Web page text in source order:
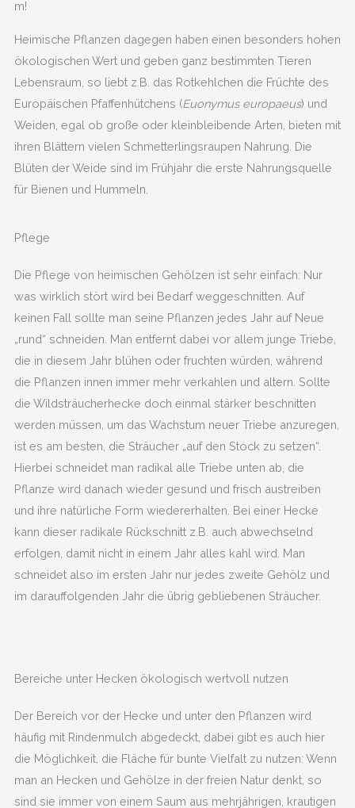
m!
Heimische Pflanzen dagegen haben einen besonders hohen
ökologischen Wert und geben ganz bestimmten Tieren
Lebensraum, so liebt z.B. das Rotkehlchen die Früchte des
Europäischen Pfaffenhütchens (Euonymus europaeus) und
Weiden, egal ob große oder kleinbleibende Arten, bieten mit
ihren Blättern vielen Schmetterlingsraupen Nahrung. Die
Blüten der Weide sind im Frühjahr die erste Nahrungsquelle
für Bienen und Hummeln.
Pflege
Die Pflege von heimischen Gehölzen ist sehr einfach: Nur
was wirklich stört wird bei Bedarf weggeschnitten. Auf
keinen Fall sollte man seine Pflanzen jedes Jahr auf Neue
„rund“ schneiden. Man entfernt dabei vor allem junge Triebe,
die in diesem Jahr blühen oder fruchten würden, während
die Pflanzen innen immer mehr verkahlen und altern. Sollte
die Wildsträucherhecke doch einmal stärker beschnitten
werden müssen, um das Wachstum neuer Triebe anzuregen,
ist es am besten, die Sträucher „auf den Stock zu setzen“.
Hierbei schneidet man radikal alle Triebe unten ab, die
Pflanze wird danach wieder gesund und frisch austreiben
und ihre natürliche Form wiedererhalten. Bei einer Hecke
kann dieser radikale Rückschnitt z.B. auch abwechselnd
erfolgen, damit nicht in einem Jahr alles kahl wird. Man
schneidet also im ersten Jahr nur jedes zweite Gehölz und
im darauffolgenden Jahr die übrig gebliebenen Sträucher.
Bereiche unter Hecken ökologisch wertvoll nutzen
Der Bereich vor der Hecke und unter den Pflanzen wird
häufig mit Rindenmulch abgedeckt, dabei gibt es auch hier
die Möglichkeit, die Fläche für bunte Vielfalt zu nutzen: Wenn
man an Hecken und Gehölze in der freien Natur denkt, so
sind sie immer von einem Saum aus mehrjährigen, krautigen